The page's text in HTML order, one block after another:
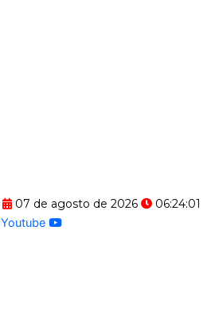
07 de agosto de 2026
06:24:01
Youtube